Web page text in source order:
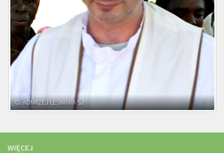
WIĘCEJ